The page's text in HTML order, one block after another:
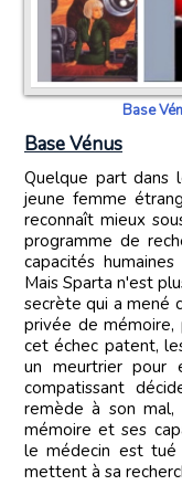
Base
Base Vénus
Quelque part dans le Colorado, un sanatorium abrite une
jeune femme
reconnaît mieux
programme de
capacités
Mais Sparta n'est
secrète qui a mené
privée de
cet échec patent,
un meurtrier pour
compatissant
remède à son
mémoire et ses
le médecin est
mettent à sa